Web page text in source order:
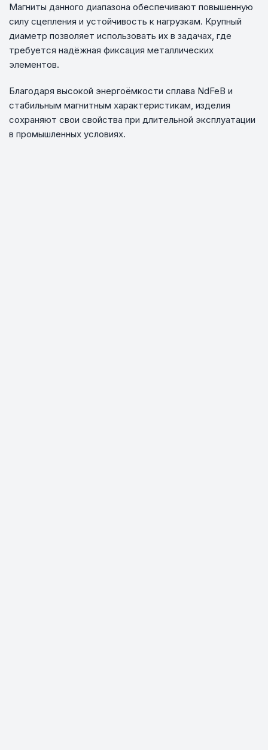
Магниты данного диапазона обеспечивают повышенную
силу сцепления и устойчивость к нагрузкам. Крупный
диаметр позволяет использовать их в задачах, где
требуется надёжная фиксация металлических
элементов.
Благодаря высокой энергоёмкости сплава NdFeB и
стабильным магнитным характеристикам, изделия
сохраняют свои свойства при длительной эксплуатации
в промышленных условиях.